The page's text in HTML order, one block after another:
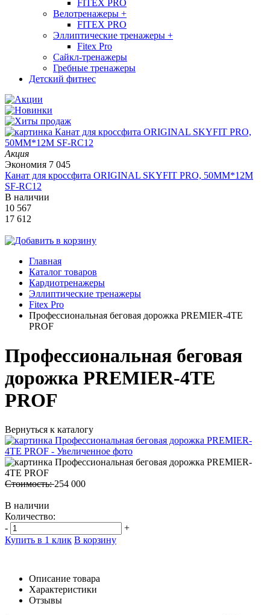
FITEX PRO
Велотренажеры +
FITEX PRO
Эллиптические тренажеры +
Fitex Pro
Сайкл-тренажеры
Гребные тренажеры
Детский фитнес
Акция
Экономия 7 045
Канат для кроссфита ORIGINAL SKYFIT PRO, 50MM*12M
SF-RС12
В наличии
10 567
17 612
Главная
Каталог товаров
Кардиотренажеры
Эллиптические тренажеры
Fitex Pro
Профессиональная беговая дорожка PREMIER-4TE
PROF
Профессиональная беговая
дорожка PREMIER-4TE
PROF
Вернуться к каталогу
Стоимость:254 000
В наличии
Количество:
-
+
Купить в 1 клик В корзину
Описание товара
Характеристики
Отзывы